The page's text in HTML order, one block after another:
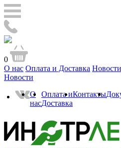
0
О нас Оплата и Доставка Новости
Новости
О
нас
Оплата и
Доставка
Контакты